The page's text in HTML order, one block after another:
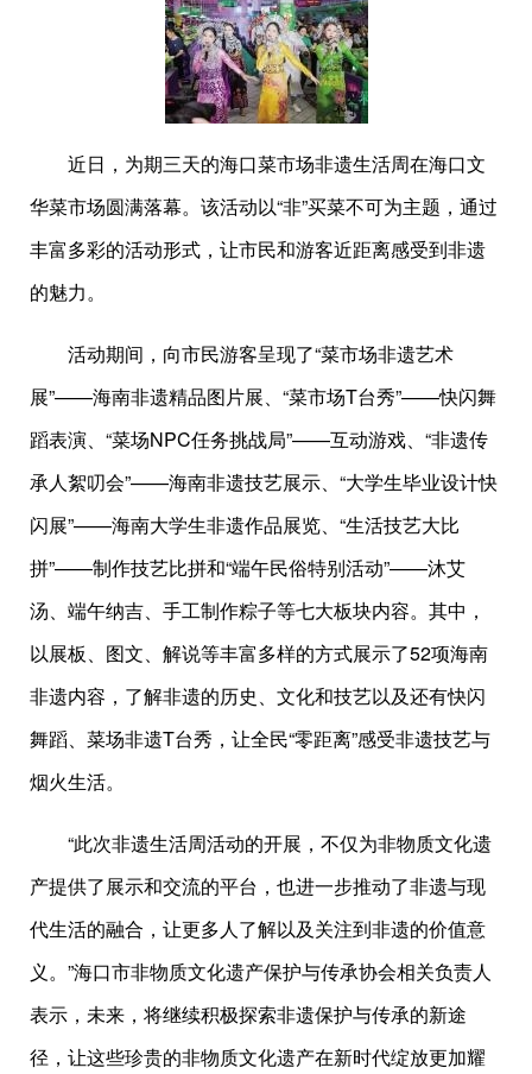
近日，为期三天的海口菜市场非遗生活周在海口文
华菜市场圆满落幕。该活动以“非”买菜不可为主题，通过
丰富多彩的活动形式，让市民和游客近距离感受到非遗
的魅力。
活动期间，向市民游客呈现了“菜市场非遗艺术
展”——海南非遗精品图片展、“菜市场T台秀”——快闪舞
蹈表演、“菜场NPC任务挑战局”——互动游戏、“非遗传
承人絮叨会”——海南非遗技艺展示、“大学生毕业设计快
闪展”——海南大学生非遗作品展览、“生活技艺大比
拼”——制作技艺比拼和“端午民俗特别活动”——沐艾
汤、端午纳吉、手工制作粽子等七大板块内容。其中，
以展板、图文、解说等丰富多样的方式展示了52项海南
非遗内容，了解非遗的历史、文化和技艺以及还有快闪
舞蹈、菜场非遗T台秀，让全民“零距离”感受非遗技艺与
烟火生活。
“此次非遗生活周活动的开展，不仅为非物质文化遗
产提供了展示和交流的平台，也进一步推动了非遗与现
代生活的融合，让更多人了解以及关注到非遗的价值意
义。”海口市非物质文化遗产保护与传承协会相关负责人
表示，未来，将继续积极探索非遗保护与传承的新途
径，让这些珍贵的非物质文化遗产在新时代绽放更加耀